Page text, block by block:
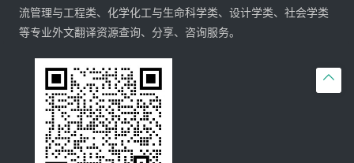

流管理与工程类、化学化工与生命科学类、设计学类、社会学类
等专业外文翻译资源查询、分享、咨询服务。